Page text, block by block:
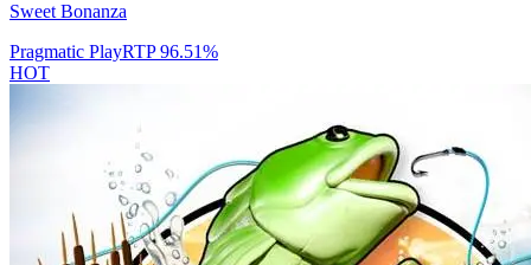
Sweet Bonanza
Pragmatic PlayRTP96.51%
HOT